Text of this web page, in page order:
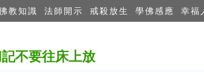
教知識 法師開示 戒殺放生 學佛感應 幸福
不要往床上放